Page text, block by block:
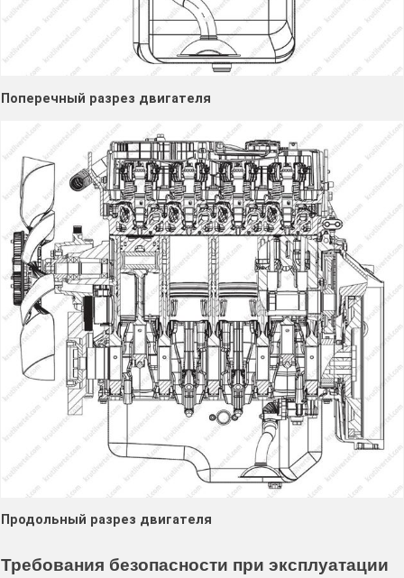
Поперечный разрез двигателя
Продольный разрез двигателя
Требования безопасности при эксплуатации